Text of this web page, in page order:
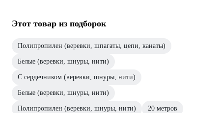
Этот товар из подборок
Полипропилен (веревки, шпагаты, цепи, канаты)
Белые (веревки, шнуры, нити)
С сердечником (веревки, шнуры, нити)
Белые (веревки, шнуры, нити)
Полипропилен (веревки, шнуры, нити) 20 метров